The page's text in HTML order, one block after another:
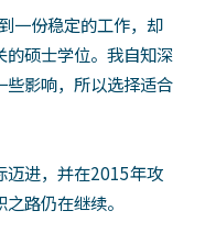
一份稳定的工作，却
硕士学位。我自知深
些影响，所以选择适合
迈进，并在2015年攻
路仍在继续。